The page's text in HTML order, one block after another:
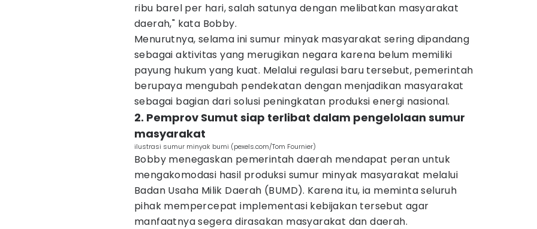
ribu barel per hari, salah satunya dengan melibatkan masyarakat
daerah," kata Bobby.
Menurutnya, selama ini sumur minyak masyarakat sering dipandang
sebagai aktivitas yang merugikan negara karena belum memiliki
payung hukum yang kuat. Melalui regulasi baru tersebut, pemerintah
berupaya mengubah pendekatan dengan menjadikan masyarakat
sebagai bagian dari solusi peningkatan produksi energi nasional.
2. Pemprov Sumut siap terlibat dalam pengelolaan sumur
masyarakat
ilustrasi sumur minyak bumi (pexels.com/Tom Fournier)
Bobby menegaskan pemerintah daerah mendapat peran untuk
mengakomodasi hasil produksi sumur minyak masyarakat melalui
Badan Usaha Milik Daerah (BUMD). Karena itu, ia meminta seluruh
pihak mempercepat implementasi kebijakan tersebut agar
manfaatnya segera dirasakan masyarakat dan daerah.